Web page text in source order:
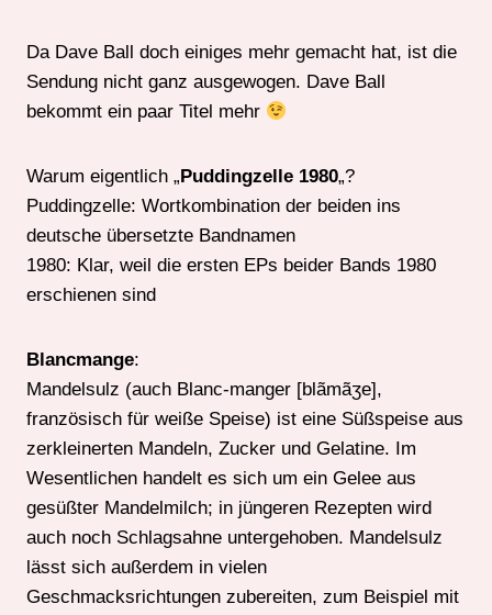
Da Dave Ball doch einiges mehr gemacht hat, ist die
Sendung nicht ganz ausgewogen. Dave Ball
bekommt ein paar Titel mehr
Warum eigentlich „ Puddingzelle 1980„?
Puddingzelle: Wortkombination der beiden ins
deutsche übersetzte Bandnamen
1980: Klar, weil die ersten EPs beider Bands 1980
erschienen sind
Blancmange:
Mandelsulz (auch Blanc-manger [blãmãʒe],
französisch für weiße Speise) ist eine Süßspeise aus
zerkleinerten Mandeln, Zucker und Gelatine. Im
Wesentlichen handelt es sich um ein Gelee aus
gesüßter Mandelmilch; in jüngeren Rezepten wird
auch noch Schlagsahne untergehoben. Mandelsulz
lässt sich außerdem in vielen
Geschmacksrichtungen zubereiten, zum Beispiel mit